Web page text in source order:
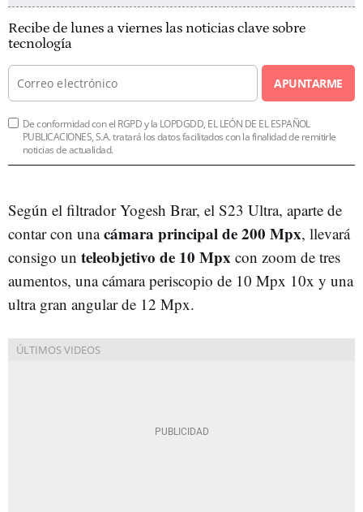
Recibe de lunes a viernes las noticias clave sobre
tecnología
APUNTARME
De conformidad con el RGPD y la LOPDGDD, EL LEÓN DE EL ESPAÑOL
PUBLICACIONES, S.A. tratará los datos facilitados con la finalidad de remitirle
noticias de actualidad.
Según el filtrador Yogesh Brar, el S23 Ultra, aparte de
contar con unacámara principal de 200 Mpx, llevará
consigo un teleobjetivo de 10 Mpx con zoom de tres
aumentos, una cámara periscopio de 10 Mpx 10x y una
ultra gran angular de 12 Mpx.